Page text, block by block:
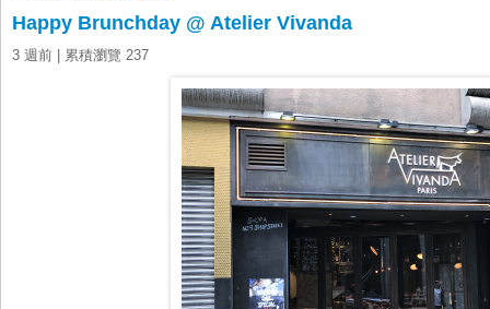
Happy Brunchday @ Atelier Vivanda
3 週前 | 累積瀏覽 237